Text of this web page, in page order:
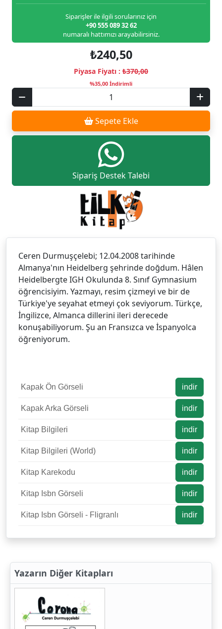
Siparişler ile ilgili sorularınız için
+90 555 089 32 62
numaralı hattımızı arayabilirsiniz.
₺240,50
Piyasa Fiyatı : ₺370,00
%35,00 İndirimli
Sepete Ekle
Sipariş Destek Talebi
Ceren Durmuşçelebi; 12.04.2008 tarihinde
Almanya'nın Heidelberg şehrinde doğdum. Hâlen
Heidelbergte IGH Okulunda 8. Sınıf Gymnasium
öğrencisiyim. Yazmayı, resim çizmeyi ve bir de
Türkiye'ye seyahat etmeyi çok seviyorum. Türkçe,
İngilizce, Almanca dillerini ileri derecede
konuşabiliyorum. Şu an Fransızca ve İspanyolca
öğreniyorum.
Kapak Ön Görseli indir
Kapak Arka Görseli indir
Kitap Bilgileri indir
Kitap Bilgileri (World) indir
Kitap Karekodu indir
Kitap Isbn Görseli indir
Kitap Isbn Görseli - Fligranlı indir
Yazarın Diğer Kitapları